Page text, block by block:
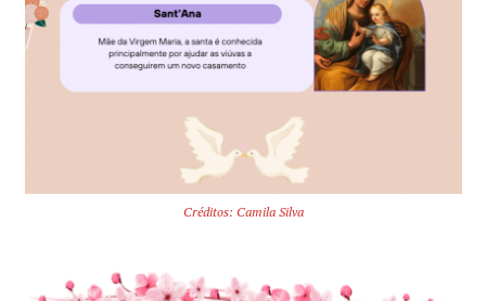
Créditos: Camila Silva